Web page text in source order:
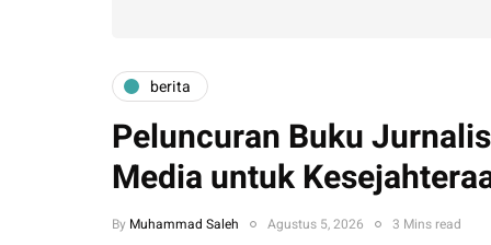
berita
Peluncuran Buku
Media untuk
By Muhammad Saleh Agustus 5, 2026 3 Mins read